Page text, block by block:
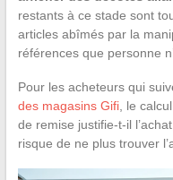
restants à ce stade sont
articles abîmés par la
références que personne
Pour les acheteurs qui
des magasins Gifi, le
de remise justifie-t-il
risque de ne plus trouver